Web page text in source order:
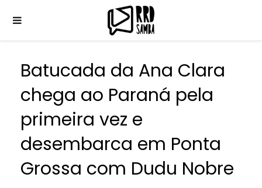
Batucada da Ana Clara
chega ao Paraná pela
primeira vez e
desembarca em Ponta
Grossa com Dudu Nobre